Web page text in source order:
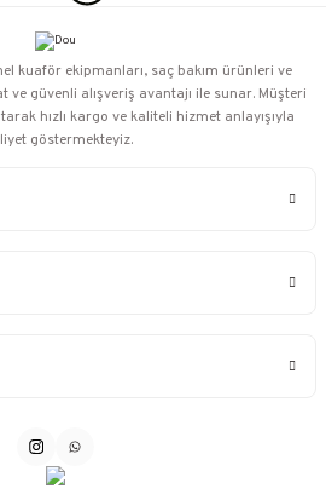
kuaför ekipmanları, saç bakım ürünleri ve
güvenli alışveriş avantajı ile sunar. Müşteri
hızlı kargo ve kaliteli hizmet anlayışıyla
göstermekteyiz.